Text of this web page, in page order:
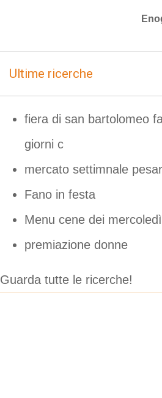
Ultime ricerche
fiera di san bartolomeo
giorni c
mercato settimnale
Fano in festa
Menu cene dei
premiazione donne
Guarda tutte le ricerche!